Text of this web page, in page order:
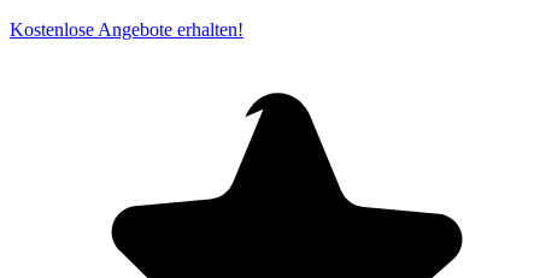
Kostenlose Angebote erhalten!